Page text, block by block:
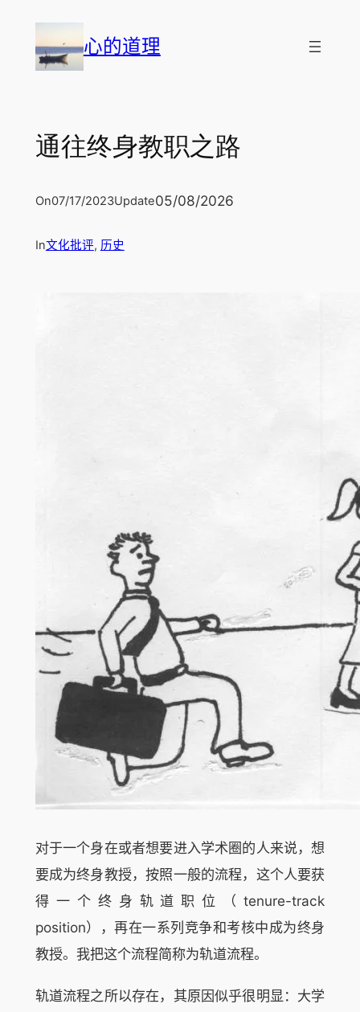
心的道理
通往终身教职之路
On07/17/2023Update05/08/2026
In文化批评, 历史
对于一个身在或者想要进入学术圈的人来说，想
要成为终身教授，按照一般的流程，这个人要获
得一个终身轨道职位（tenure-track
position），再在一系列竞争和考核中成为终身
教授。我把这个流程简称为轨道流程。
轨道流程之所以存在，其原因似乎很明显：大学